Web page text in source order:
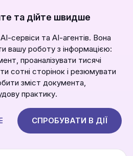
та дійте швидше
сервіси та АІ-агентів. Вона
вашу роботу з інформацією:
проаналізувати тисячі
сотні сторінок і резюмувати
зміст документа,
практику.
СПРОБУВАТИ В ДІЇ